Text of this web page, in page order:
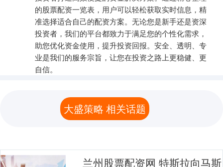
的股票配资一览表，用户可以轻松获取实时信息，精
准选择适合自己的配资方案。无论您是新手还是资深
投资者，我们的平台都致力于满足您的个性化需求，
助您优化资金使用，提升投资回报。安全、透明、专
业是我们的服务宗旨，让您在投资之路上更稳健、更
自信。
大盛策略 相关话题
兰州股票配资网 特斯拉向马斯